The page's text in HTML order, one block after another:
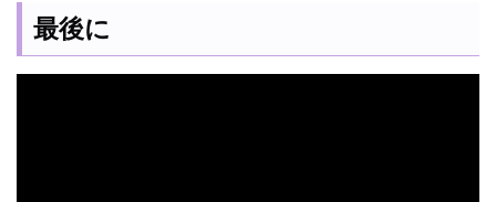
最後に